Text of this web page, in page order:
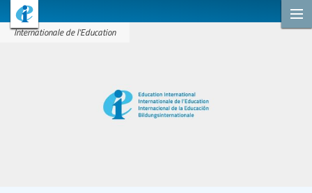
Internationale de l'Education